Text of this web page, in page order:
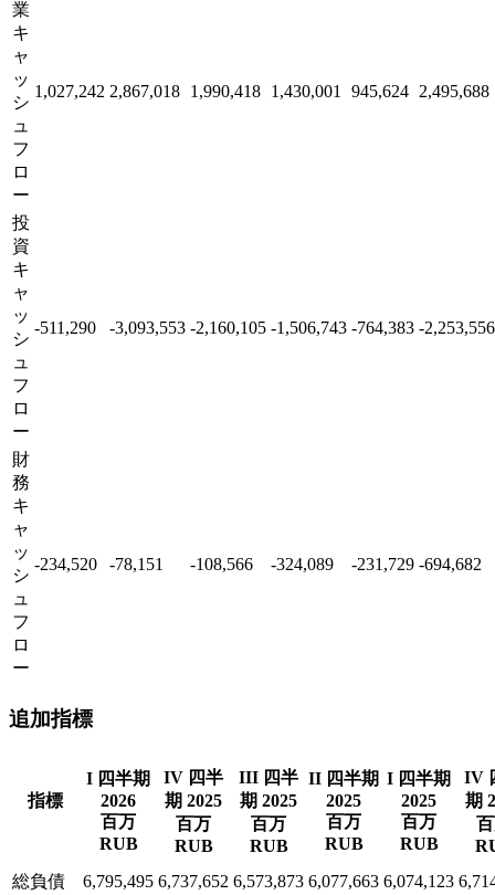
業
キ
ャ
ッ
シ
ュ
フ
ロ
ー
1,027,242 2,867,018 1,990,418 1,430,001 945,624 2,495,688
投
資
キ
ャ
ッ
シ
ュ
フ
ロ
ー
-511,290 -3,093,553 -2,160,105 -1,506,743 -764,383 -2,253,556
財
務
キ
ャ
ッ
シ
ュ
フ
ロ
ー
-234,520 -78,151 -108,566 -324,089 -231,729 -694,682
追加指標
指標
I 四半期
2026
百万
RUB
IV 四半
期 2025
百万
RUB
III 四半
期 2025
百万
RUB
II 四半期
2025
百万
RUB
I 四半期
2025
百万
RUB
IV
期
総負債
6,795,495 6,737,652 6,573,873 6,077,663 6,074,123